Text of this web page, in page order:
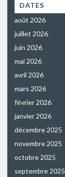
DATES
août 2026
juillet 2026
juin 2026
mai 2026
avril 2026
mars 2026
février 2026
janvier 2026
décembre 2025
novembre 2025
octobre 2025
septembre 2025